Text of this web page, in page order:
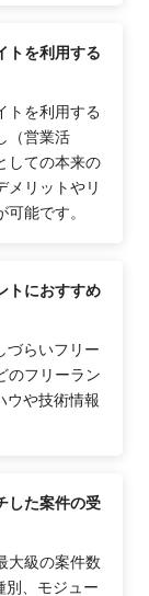
トを利用する
トを利用する
（営業活
しての本来の
メリットやリ
能です。
トにおすすめ
づらいフリー
のフリーラン
ウや技術情報
した案件の受
大級の案件数
別、モジュー